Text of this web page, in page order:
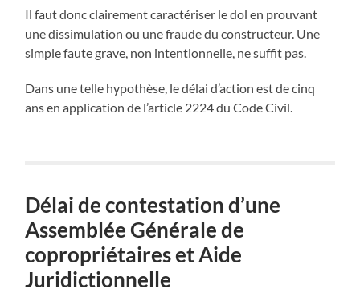
Il faut donc clairement caractériser le dol en prouvant
une dissimulation ou une fraude du constructeur. Une
simple faute grave, non intentionnelle, ne suffit pas.
Dans une telle hypothèse, le délai d’action est de cinq
ans en application de l’article 2224 du Code Civil.
Délai de contestation d’une
Assemblée Générale de
copropriétaires et Aide
Juridictionnelle